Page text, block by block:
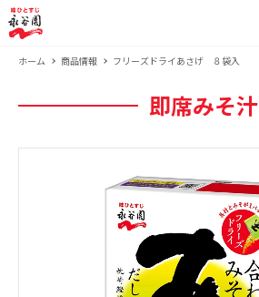
ホーム 商品情報 フリーズドライあさげ ８袋入
即席みそ汁